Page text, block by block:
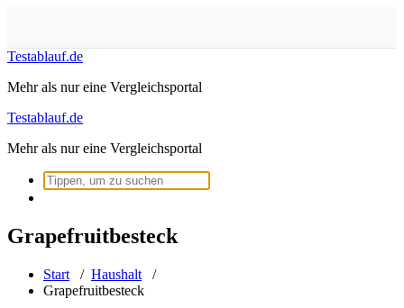
springen
Testablauf.de
Mehr als nur eine Vergleichsportal
Testablauf.de
Mehr als nur eine Vergleichsportal
Suchen
nach:
Grapefruitbesteck
Start / Haushalt /
Grapefruitbesteck